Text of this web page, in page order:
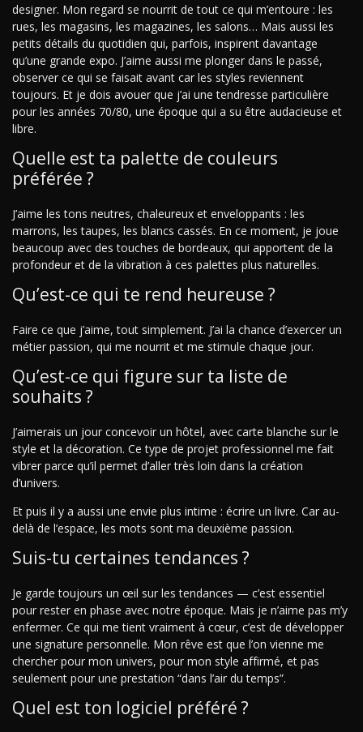
designer. Mon regard se nourrit de tout ce qui m’entoure : les
rues, les magasins, les magazines, les salons… Mais aussi les
petits détails du quotidien qui, parfois, inspirent davantage
qu’une grande expo. J’aime aussi me plonger dans le passé,
observer ce qui se faisait avant car les styles reviennent
toujours. Et je dois avouer que j’ai une tendresse particulière
pour les années 70/80, une époque qui a su être audacieuse et
libre.
Quelle est ta palette de couleurs
préférée ?
J’aime les tons neutres, chaleureux et enveloppants : les
marrons, les taupes, les blancs cassés. En ce moment, je joue
beaucoup avec des touches de bordeaux, qui apportent de la
profondeur et de la vibration à ces palettes plus naturelles.
Qu’est-ce qui te rend heureuse ?
Faire ce que j’aime, tout simplement. J’ai la chance d’exercer un
métier passion, qui me nourrit et me stimule chaque jour.
Qu’est-ce qui figure sur ta liste de
souhaits ?
J’aimerais un jour concevoir un hôtel, avec carte blanche sur le
style et la décoration. Ce type de projet professionnel me fait
vibrer parce qu’il permet d’aller très loin dans la création
d’univers.
Et puis il y a aussi une envie plus intime : écrire un livre. Car au-
delà de l’espace, les mots sont ma deuxième passion.
Suis-tu certaines tendances ?
Je garde toujours un œil sur les tendances — c’est essentiel
pour rester en phase avec notre époque. Mais je n’aime pas m’y
enfermer. Ce qui me tient vraiment à cœur, c’est de développer
une signature personnelle. Mon rêve est que l’on vienne me
chercher pour mon univers, pour mon style affirmé, et pas
seulement pour une prestation “dans l’air du temps”.
Quel est ton logiciel préféré ?